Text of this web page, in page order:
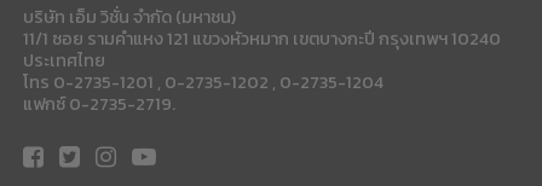
บริษัท เอ็ม วิชั่น จำกัด (มหาชน)
11/1 ซอย รามคำแหง 121 แขวงหัวหมาก เขตบางกะปี กรุงเทพฯ 10240
ประเทศไทย
โทร 0-2735-1201 , 0-2735-1202 , 0-2735-1204
แฟกซ์ 0-2735-2719.